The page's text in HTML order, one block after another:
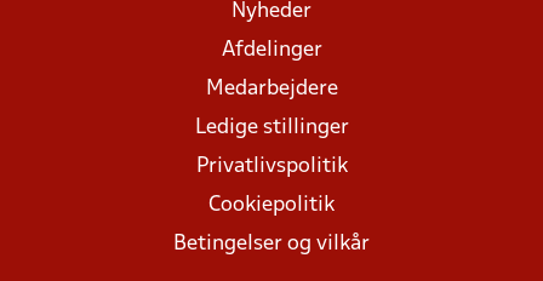
Nyheder
Afdelinger
Medarbejdere
Ledige stillinger
Privatlivspolitik
Cookiepolitik
Betingelser og vilkår